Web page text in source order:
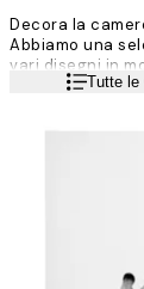
Decora la
Abbiamo una
vari disegni in
suo spazio per
Leggi di piùTutte le